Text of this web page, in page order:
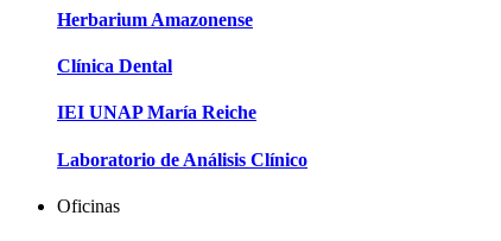
Herbarium Amazonense
Clínica Dental
IEI UNAP María Reiche
Laboratorio de Análisis Clínico
Oficinas